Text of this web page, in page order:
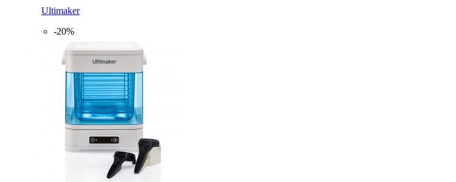
Ultimaker
-20%